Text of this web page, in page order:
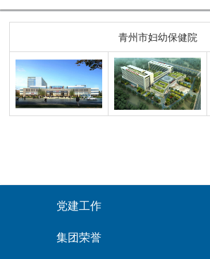
青州市妇幼保健院
党建工作
集团荣誉